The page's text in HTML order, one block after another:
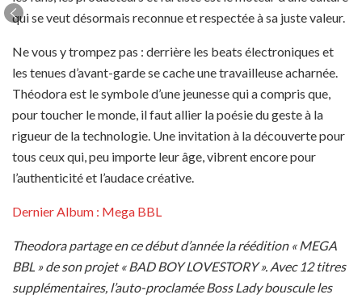
qui se veut désormais reconnue et respectée à sa juste valeur.
Ne vous y trompez pas : derrière les beats électroniques et
les tenues d’avant-garde se cache une travailleuse acharnée.
Théodora est le symbole d’une jeunesse qui a compris que,
pour toucher le monde, il faut allier la poésie du geste à la
rigueur de la technologie. Une invitation à la découverte pour
tous ceux qui, peu importe leur âge, vibrent encore pour
l’authenticité et l’audace créative.
Dernier Album : Mega BBL
Theodora partage en ce début d’année la réédition « MEGA
BBL » de son projet « BAD BOY LOVESTORY ». Avec 12 titres
supplémentaires, l’auto-proclamée Boss Lady bouscule les